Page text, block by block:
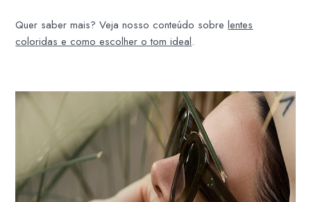
Quer saber mais? Veja nosso conteúdo sobrelentes
coloridas e como escolher o tom ideal.